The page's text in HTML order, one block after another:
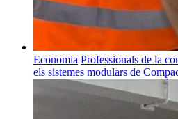
Economia Professionals de la
els sistemes modulars de